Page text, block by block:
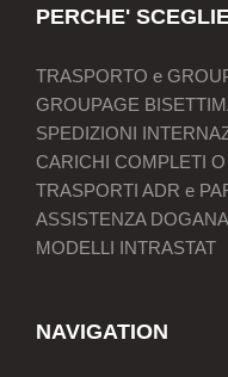
PERCHE'
TRASPORTO e
GROUPAGE
SPEDIZIONI
CARICHI COMPLETI
TRASPORTI ADR e
ASSISTENZA
MODELLI INTRASTAT
NAVIGATION